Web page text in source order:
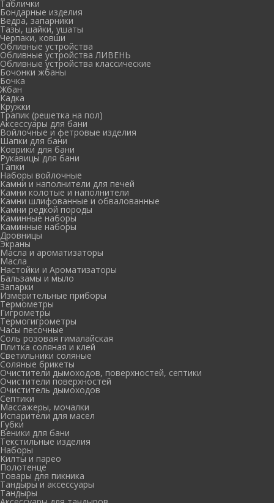
Таблички
Бондарные изделия
Ведра, запарники
Тазы, шайки, ушаты
Черпаки, ковши
Обливные устройства
Обливные устройства ЛИВЕНЬ
Обливные устройства классические
Бочонки жбаны
Бочка
Жбан
Кадка
Кружки
Трапик (решетка на пол)
Аксессуары для бани
Войлочные и фетровые изделия
Шапки для бани
Коврики для бани
Рукавицы для бани
Тапки
Наборы войлочные
Камни и наполнители для печей
Камни колотые и наполнители
Камни шлифованные и обвалованные
Камни редкой породы
Каминные наборы
Каминные наборы
Дровницы
Экраны
Масла и ароматизаторы
Масла
Настойки и Ароматизаторы
Бальзамы и мыло
Запарки
Измерительные приборы
Термометры
Гигрометры
Термогигрометры
Часы песочные
Соль розовая гималайская
Плитка соляная и клей
Светильники соляные
Соляные брикеты
Очистители дымоходов, поверхностей, септики
Очистители поверхностей
Очиститель дымоходов
Септики
Массажеры, мочалки
Испарители для масел
Губки
Веники для бани
Текстильные изделия
Наборы
Килты и парео
Полотенце
Товары для пикника
Тандыры и аксессуары
Тандыры